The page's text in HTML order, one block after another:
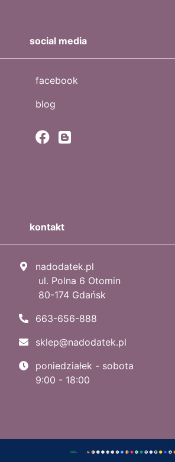
social media
facebook
blog
kontakt
nadodatek.pl
ul. Polna 6 Otomin
80-174 Gdańsk
663-656-888
sklep@nadodatek.pl
poniedziałek - sobota
9:00 - 18:00